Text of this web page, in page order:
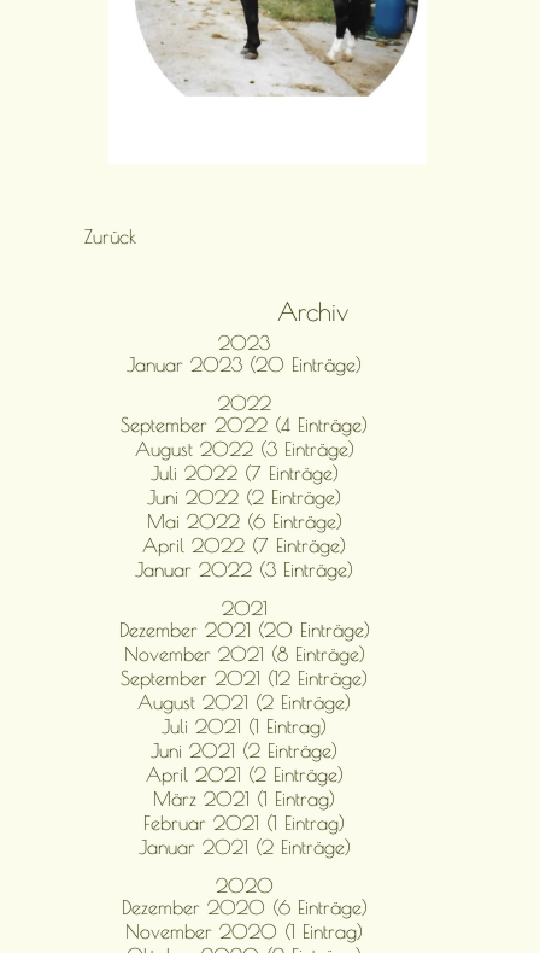
Zurück
Archiv
2023
Januar 2023 (20 Einträge)
2022
September 2022 (4 Einträge)
August 2022 (3 Einträge)
Juli 2022 (7 Einträge)
Juni 2022 (2 Einträge)
Mai 2022 (6 Einträge)
April 2022 (7 Einträge)
Januar 2022 (3 Einträge)
2021
Dezember 2021 (20 Einträge)
November 2021 (8 Einträge)
September 2021 (12 Einträge)
August 2021 (2 Einträge)
Juli 2021 (1 Eintrag)
Juni 2021 (2 Einträge)
April 2021 (2 Einträge)
März 2021 (1 Eintrag)
Februar 2021 (1 Eintrag)
Januar 2021 (2 Einträge)
2020
Dezember 2020 (6 Einträge)
November 2020 (1 Eintrag)